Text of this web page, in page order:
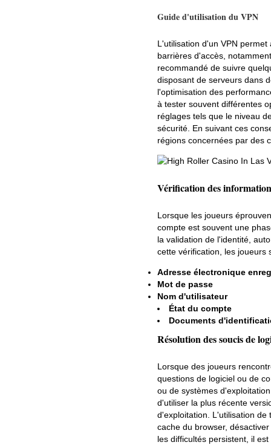
Guide d'utilisation du VPN
L'utilisation d'un VPN
barrières d'accès,
recommandé de suivre
disposant de serveurs dans
l'optimisation des
à tester souvent différentes
réglages tels que le niveau
sécurité. En suivant ces
régions concernées par des
Vérification des
Lorsque les joueurs
compte est souvent une
la validation de l'identité,
cette vérification, les joueurs
Adresse électronique
Mot de passe
Nom d'utilisateur
État du compte
Documents
Résolution des soucis de
Lorsque des joueurs
questions de logiciel ou de
ou de systèmes
d'utiliser la plus récente
d'exploitation. L'utilisation
cache du browser,
les difficultés persistent, il